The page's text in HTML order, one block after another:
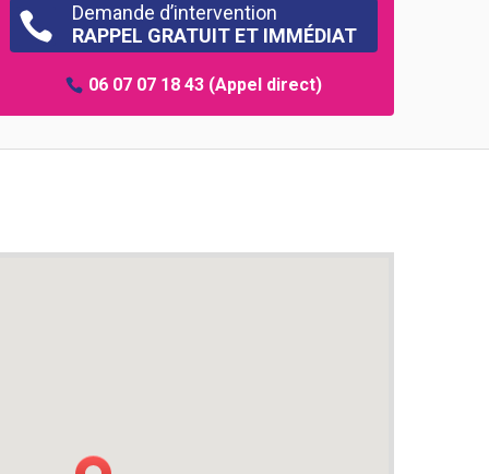

Demande d’intervention
RAPPEL GRATUIT ET IMMÉDIAT
06 07 07 18 43 (Appel direct)